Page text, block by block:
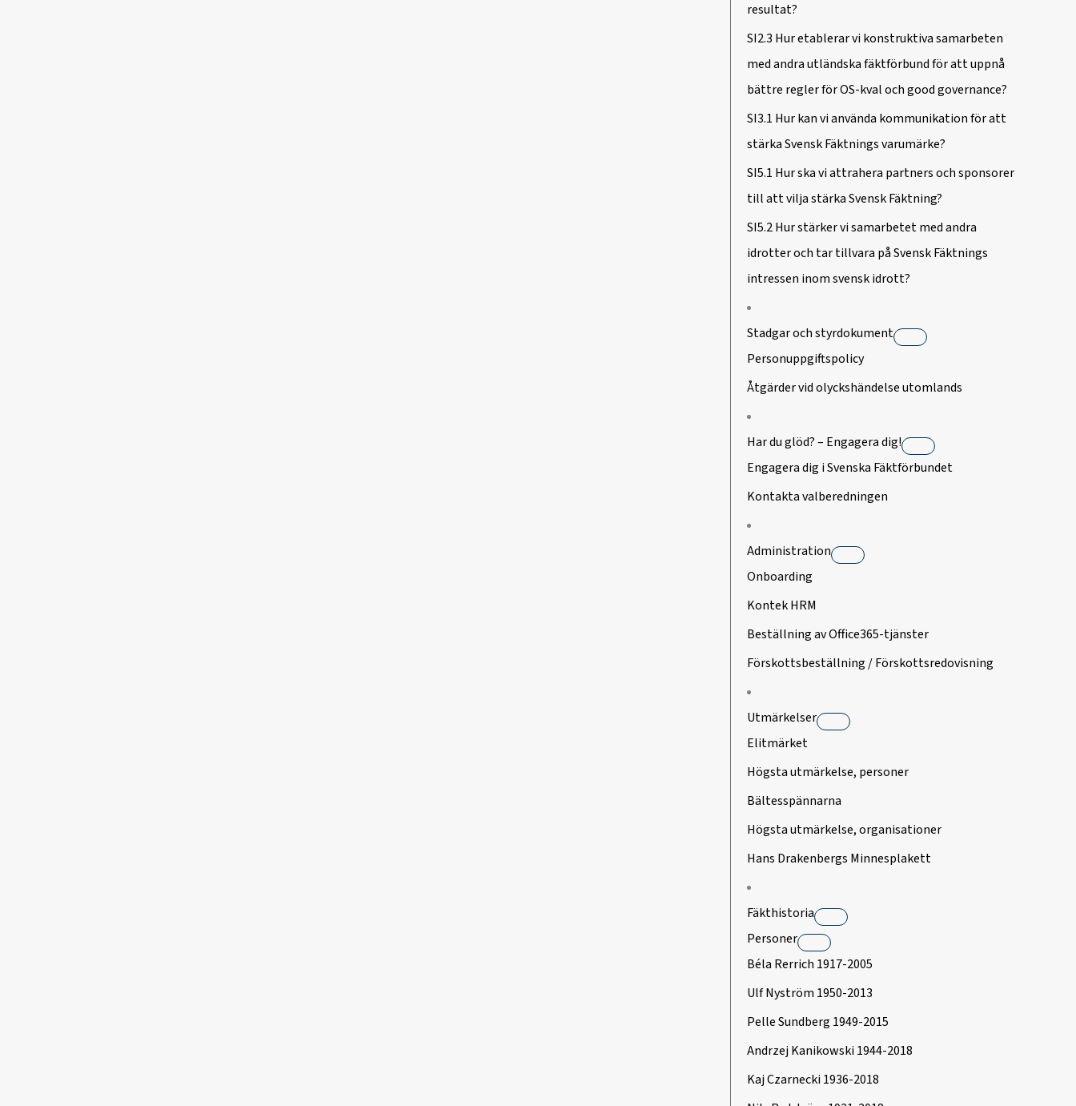
resultat?
SI2.3 Hur etablerar vi konstruktiva samarbeten
med andra utländska fäktförbund för att uppnå
bättre regler för OS-kval och good governance?
SI3.1 Hur kan vi använda kommunikation för att
stärka Svensk Fäktnings varumärke?
SI5.1 Hur ska vi attrahera partners och sponsorer
till att vilja stärka Svensk Fäktning?
SI5.2 Hur stärker vi samarbetet med andra
idrotter och tar tillvara på Svensk Fäktnings
intressen inom svensk idrott?
Stadgar och styrdokument
Personuppgiftspolicy
Åtgärder vid olyckshändelse utomlands
Har du glöd? – Engagera dig!
Engagera dig i Svenska Fäktförbundet
Kontakta valberedningen
Administration
Onboarding
Kontek HRM
Beställning av Office365-tjänster
Förskottsbeställning / Förskottsredovisning
Utmärkelser
Elitmärket
Högsta utmärkelse, personer
Bältesspännarna
Högsta utmärkelse, organisationer
Hans Drakenbergs Minnesplakett
Fäkthistoria
Personer
Béla Rerrich 1917-2005
Ulf Nyström 1950-2013
Pelle Sundberg 1949-2015
Andrzej Kanikowski 1944-2018
Kaj Czarnecki 1936-2018